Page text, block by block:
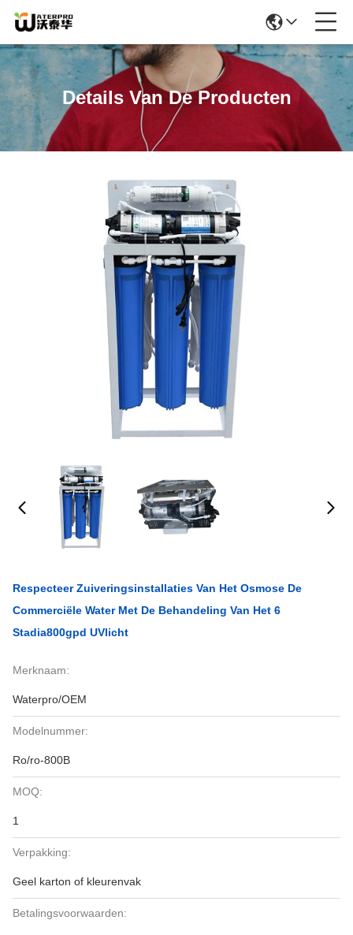
Details Van De Producten
Respecteer Zuiveringsinstallaties Van Het Osmose De
Commerciële Water Met De Behandeling Van Het 6
Stadia800gpd UVlicht
Merknaam:
Waterpro/OEM
Modelnummer:
Ro/ro-800B
MOQ:
1
Verpakking:
Geel karton of kleurenvak
Betalingsvoorwaarden: